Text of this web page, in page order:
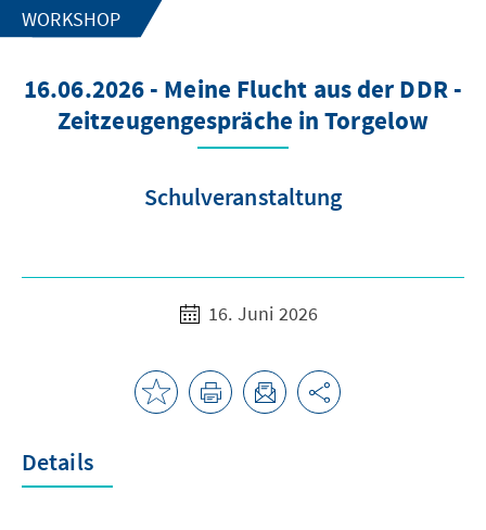
WORKSHOP
16.06.2026 - Meine Flucht aus der DDR -
Zeitzeugengespräche in Torgelow
Schulveranstaltung
16. Juni 2026
Details